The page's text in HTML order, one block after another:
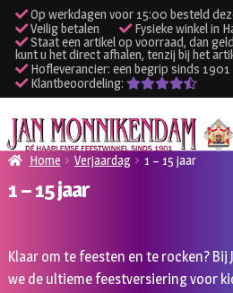
Op werkdagen voor 15:00 besteld
Veilig betalen
Fysieke winkel in
Staat een artikel op voorraad, dan
kunt u het direct afhalen, tenzij bij het
Hofleverancier: een begrip sinds 1901
Klantbeoordeling:
Ga
door
naar
navigatie
Ga
naar
de
inhoudVerhuur kleding
Onze winkel
Home Verjaardag 1 – 15 jaar
1 – 15 jaar
Klaar om te feesten en te rocken? Bij
we de ultieme feestversiering voor